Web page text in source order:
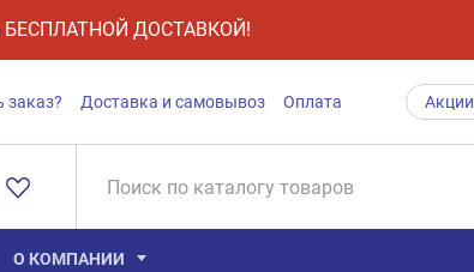
ДОСТАВКОЙ!
заказ? Доставка и самовывоз Оплата Акции
О КОМПАНИИ